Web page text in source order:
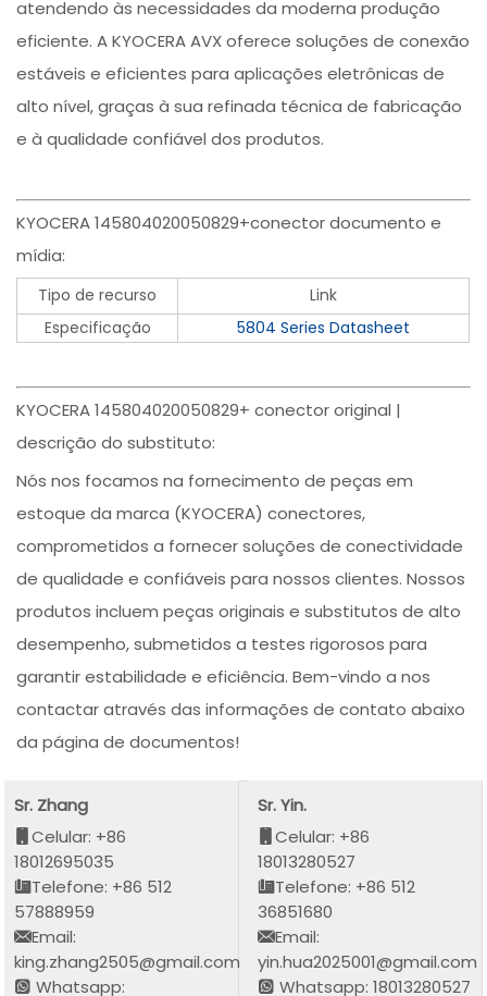
atendendo às necessidades da moderna produção
eficiente. A KYOCERA AVX oferece soluções de conexão
estáveis e eficientes para aplicações eletrônicas de
alto nível, graças à sua refinada técnica de fabricação
e à qualidade confiável dos produtos.
KYOCERA 145804020050829+conector documento e
mídia:
Tipo de recurso
Link
Especificação
5804 Series Datasheet
KYOCERA 145804020050829+ conector original |
descrição do substituto:
Nós nos focamos na fornecimento de peças em
estoque da marca (KYOCERA) conectores,
comprometidos a fornecer soluções de conectividade
de qualidade e confiáveis para nossos clientes. Nossos
produtos incluem peças originais e substitutos de alto
desempenho, submetidos a testes rigorosos para
garantir estabilidade e eficiência. Bem-vindo a nos
contactar através das informações de contato abaixo
da página de documentos!
Sr. Zhang
Celular: +86
18012695035
Telefone: +86 512
57888959
Email:
king.zhang2505@gmail.com
Whatsapp:
Sr. Yin.
Celular: +86
18013280527
Telefone: +86 512
36851680
Email:
yin.hua2025001@gmail.com
Whatsapp: 18013280527